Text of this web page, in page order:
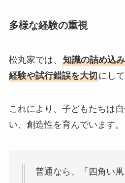
多様な経験の重視
松丸家では、 知識の詰め込
経験や試行錯誤を大切にして
これにより、子どもたちは
い、創造性を育んでいます。
普通なら、「四角い凧